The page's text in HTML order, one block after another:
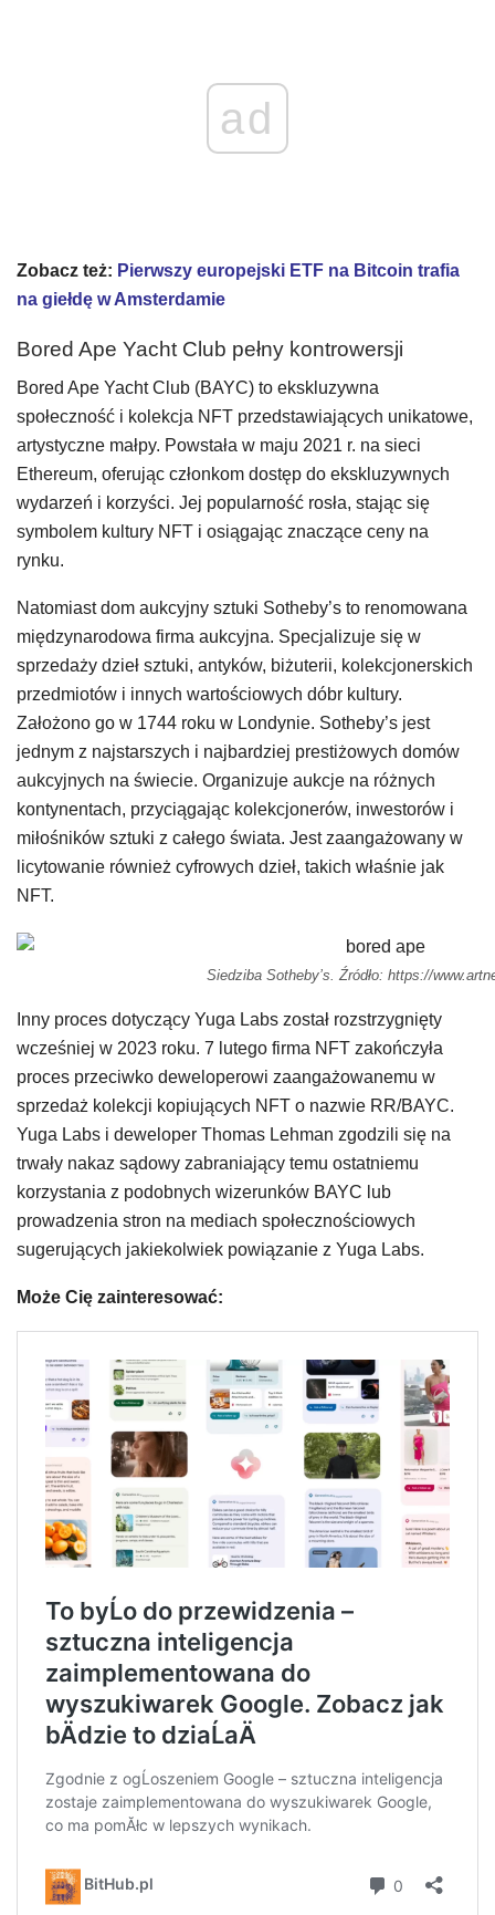
ad
Zobacz też: Pierwszy europejski ETF na Bitcoin trafia
na giełdę w Amsterdamie
Bored Ape Yacht Club pełny kontrowersji
Bored Ape Yacht Club (BAYC) to ekskluzywna
społeczność i kolekcja NFT przedstawiających unikatowe,
artystyczne małpy. Powstała w maju 2021 r. na sieci
Ethereum, oferując członkom dostęp do ekskluzywnych
wydarzeń i korzyści. Jej popularność rosła, stając się
symbolem kultury NFT i osiągając znaczące ceny na
rynku.
Natomiast dom aukcyjny sztuki Sotheby’s to renomowana
międzynarodowa firma aukcyjna. Specjalizuje się w
sprzedaży dzieł sztuki, antyków, biżuterii, kolekcjonerskich
przedmiotów i innych wartościowych dóbr kultury.
Założono go w 1744 roku w Londynie. Sotheby’s jest
jednym z najstarszych i najbardziej prestiżowych domów
aukcyjnych na świecie. Organizuje aukcje na różnych
kontynentach, przyciągając kolekcjonerów, inwestorów i
miłośników sztuki z całego świata. Jest zaangażowany w
licytowanie również cyfrowych dzieł, takich właśnie jak
NFT.
Siedziba Sotheby’s. Źródło: https://
Inny proces dotyczący Yuga Labs został rozstrzygnięty
wcześniej w 2023 roku. 7 lutego firma NFT zakończyła
proces przeciwko deweloperowi zaangażowanemu w
sprzedaż kolekcji kopiujących NFT o nazwie RR/BAYC.
Yuga Labs i deweloper Thomas Lehman zgodzili się na
trwały nakaz sądowy zabraniający temu ostatniemu
korzystania z podobnych wizerunków BAYC lub
prowadzenia stron na mediach społecznościowych
sugerujących jakiekolwiek powiązanie z Yuga Labs.
Może Cię zainteresować: